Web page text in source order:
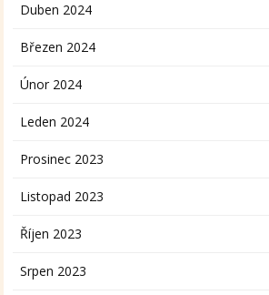
Duben 2024
Březen 2024
Únor 2024
Leden 2024
Prosinec 2023
Listopad 2023
Říjen 2023
Srpen 2023